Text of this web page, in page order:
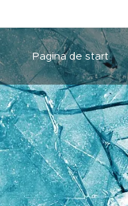
Pagina de start